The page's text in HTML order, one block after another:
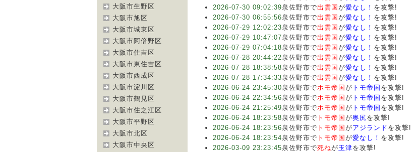
大阪市生野区
大阪市旭区
大阪市城東区
大阪市阿倍野区
大阪市住吉区
大阪市東住吉区
大阪市西成区
大阪市淀川区
大阪市鶴見区
大阪市住之江区
大阪市平野区
大阪市北区
大阪市中央区
2026-07-30 09:02:39泉佐野市で出雲国 が愛なし！ を攻撃!
2026-07-30 06:55:56泉佐野市で出雲国 が愛なし！ を攻撃!
2026-07-29 12:02:23泉佐野市で出雲国 が愛なし！ を攻撃!
2026-07-29 10:47:07泉佐野市で出雲国 が愛なし！ を攻撃!
2026-07-29 07:04:18泉佐野市で出雲国 が愛なし！ を攻撃!
2026-07-28 20:44:22泉佐野市で出雲国 が愛なし！ を攻撃!
2026-07-28 18:38:58泉佐野市で出雲国 が愛なし！ を攻撃!
2026-07-28 17:34:33泉佐野市で出雲国 が愛なし！ を攻撃!
2026-06-24 23:45:30泉佐野市でホモ帝国 が トモ帝国 を攻撃!
2026-06-24 22:34:56泉佐野市でホモ帝国 が トモ帝国 を攻撃!
2026-06-24 21:25:49泉佐野市でホモ帝国 が トモ帝国 を攻撃!
2026-06-24 18:23:58泉佐野市で トモ帝国 が奥尻を攻撃!
2026-06-24 18:23:56泉佐野市で トモ帝国 がアジランド を攻撃!
2026-06-24 18:23:54泉佐野市で トモ帝国 が愛なし！ を攻撃!
2026-03-09 23:23:45泉佐野市で死ねが玉津を攻撃!